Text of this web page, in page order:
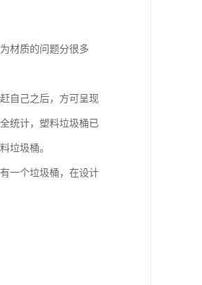
材质的问题分很多
自己之后，方可呈现
统计，塑料垃圾桶已
垃圾桶。
一个垃圾桶，在设计